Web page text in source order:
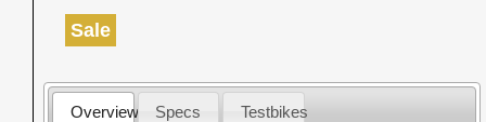
Sale
Overview Specs Testbikes